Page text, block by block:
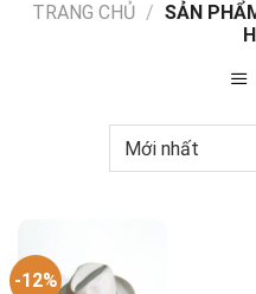
TRANG CHỦ / SẢN
-12%